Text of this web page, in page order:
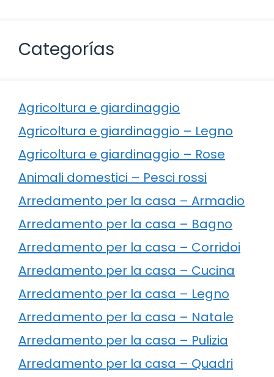
Categorías
Agricoltura e giardinaggio
Agricoltura e giardinaggio – Legno
Agricoltura e giardinaggio – Rose
Animali domestici – Pesci rossi
Arredamento per la casa – Armadio
Arredamento per la casa – Bagno
Arredamento per la casa – Corridoi
Arredamento per la casa – Cucina
Arredamento per la casa – Legno
Arredamento per la casa – Natale
Arredamento per la casa – Pulizia
Arredamento per la casa – Quadri